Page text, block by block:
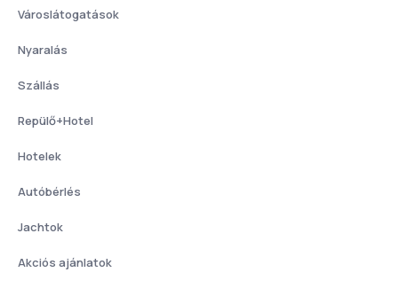
Városlátogatások
Nyaralás
Szállás
Repülő+Hotel
Hotelek
Autóbérlés
Jachtok
Akciós ajánlatok